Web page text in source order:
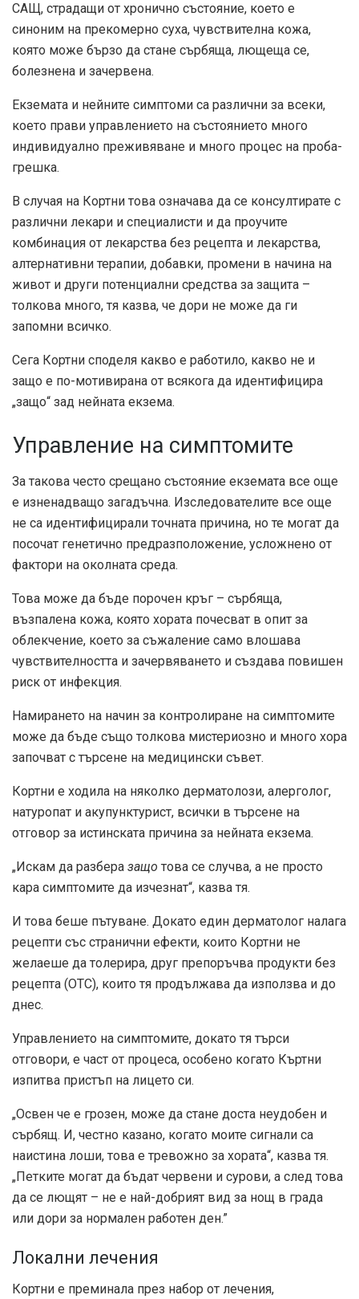
САЩ, страдащи от хронично състояние, което е
синоним на прекомерно суха, чувствителна кожа,
която може бързо да стане сърбяща, лющеща се,
болезнена и зачервена.
Екземата и нейните симптоми са различни за всеки,
което прави управлението на състоянието много
индивидуално преживяване и много процес на проба-
грешка.
В случая на Кортни това означава да се консултирате с
различни лекари и специалисти и да проучите
комбинация от лекарства без рецепта и лекарства,
алтернативни терапии, добавки, промени в начина на
живот и други потенциални средства за защита –
толкова много, тя казва, че дори не може да ги
запомни всичко.
Сега Кортни споделя какво е работило, какво не и
защо е по-мотивирана от всякога да идентифицира
„защо“ зад нейната екзема.
Управление на симптомите
За такова често срещано състояние екземата все още
е изненадващо загадъчна. Изследователите все още
не са идентифицирали точната причина, но те могат да
посочат генетично предразположение, усложнено от
фактори на околната среда.
Това може да бъде порочен кръг – сърбяща,
възпалена кожа, която хората почесват в опит за
облекчение, което за съжаление само влошава
чувствителността и зачервяването и създава повишен
риск от инфекция.
Намирането на начин за контролиране на симптомите
може да бъде също толкова мистериозно и много хора
започват с търсене на медицински съвет.
Кортни е ходила на няколко дерматолози, алерголог,
натуропат и акупунктурист, всички в търсене на
отговор за истинската причина за нейната екзема.
„Искам да разбера защо това се случва, а не просто
кара симптомите да изчезнат“, казва тя.
И това беше пътуване. Докато един дерматолог налага
рецепти със странични ефекти, които Кортни не
желаеше да толерира, друг препоръчва продукти без
рецепта (OTC), които тя продължава да използва и до
днес.
Управлението на симптомите, докато тя търси
отговори, е част от процеса, особено когато Къртни
изпитва пристъп на лицето си.
„Освен че е грозен, може да стане доста неудобен и
сърбящ. И, честно казано, когато моите сигнали са
наистина лоши, това е тревожно за хората“, казва тя.
„Петките могат да бъдат червени и сурови, а след това
да се лющят – не е най-добрият вид за нощ в града
или дори за нормален работен ден.”
Локални лечения
Кортни е преминала през набор от лечения,